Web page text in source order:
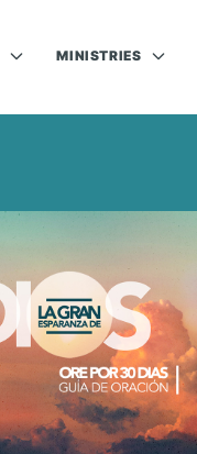
MINISTRIES